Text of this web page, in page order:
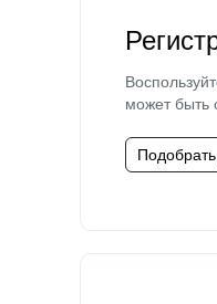
может быть